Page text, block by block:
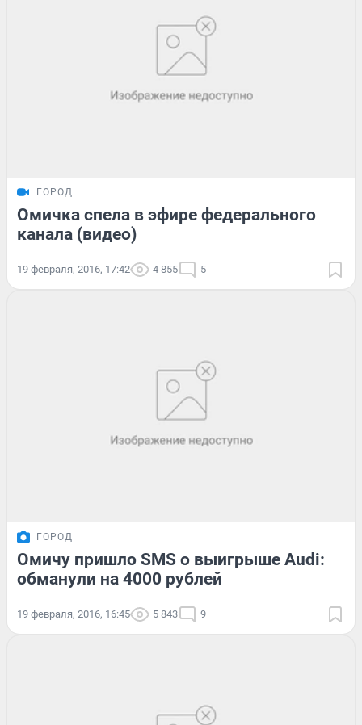
ГОРОД
Омичка спела в эфире федерального
канала (видео)
19 февраля, 2016, 17:42 4 855 5
ГОРОД
Омичу пришло SMS о выигрыше Audi:
обманули на 4000 рублей
19 февраля, 2016, 16:45 5 843 9